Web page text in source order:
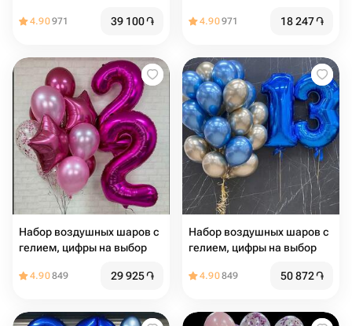
4.90971 39 100֏ 4.90971 18 247֏
Набор воздушных шаров с
гелием, цифры на выбор
4.90849 29 925֏
Набор воздушных шаров с
гелием, цифры на выбор
4.90849 50 872֏